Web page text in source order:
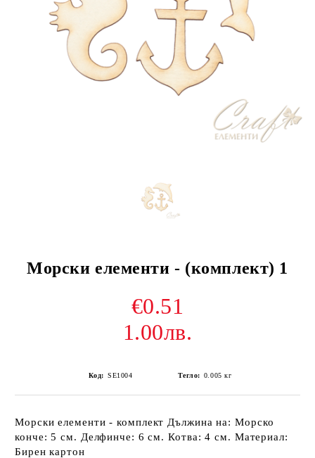
Морски елементи - (комплект) 1
€0.51
1.00лв.
Код: SE1004 Тегло: 0.005 кг
Морски елементи - комплект Дължина на: Морско
конче: 5 см. Делфинче: 6 см. Котва: 4 см. Материал:
Бирен картон